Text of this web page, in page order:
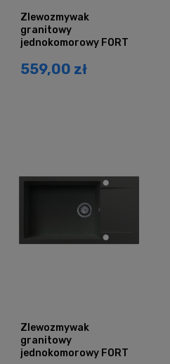
Zlewozmywak
granitowy
jednokomorowy FORT
ociekaczem
559,00 zł
Zlewozmywak
granitowy
jednokomorowy FORT